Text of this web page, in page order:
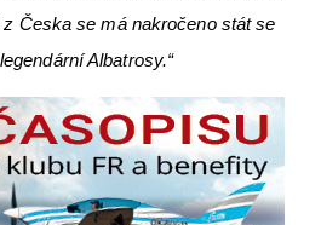
Česka se má nakročeno stát se
Albatrosy.“